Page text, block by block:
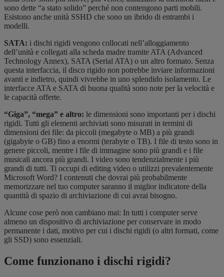
sono dette “a stato solido” perché non contengono parti mobili.
Esistono anche unità SSHD che sono un ibrido di entrambi i
modelli.
SATA: i dischi rigidi vengono collocati nell’alloggiamento
dell’unità e collegati alla scheda madre tramite ATA (Advanced
Technology Annex), SATA (Serial ATA) o un altro formato. Senza
questa interfaccia, il disco rigido non potrebbe inviare informazioni
avanti e indietro, quindi vivrebbe in uno splendido isolamento. Le
interfacce ATA e SATA di buona qualità sono note per la velocità e
le capacità offerte.
“Giga”, “mega” e altro: le dimensioni sono importanti per i dischi
rigidi. Tutti gli elementi archiviati sono misurati in termini di
dimensioni dei file: da piccoli (megabyte o MB) a più grandi
(gigabyte o GB) fino a enormi (terabyte o TB). I file di testo sono in
genere piccoli, mentre i file di immagine sono più grandi e i file
musicali ancora più grandi. I video sono tendenzialmente i più
grandi di tutti. Ti occupi di editing video o utilizzi prevalentemente
Microsoft Word? I contenuti che dovrai più probabilmente
memorizzare nel tuo computer saranno il miglior indicatore della
quantità di spazio di archiviazione di cui avrai bisogno.
Alcune cose però non cambiano mai: In tutti i computer serve
almeno un dispositivo di archiviazione per conservare in modo
permanente i dati, motivo per cui i dischi rigidi (o altri formati, come
gli SSD) sono essenziali.
Come funzionano i dischi rigidi?